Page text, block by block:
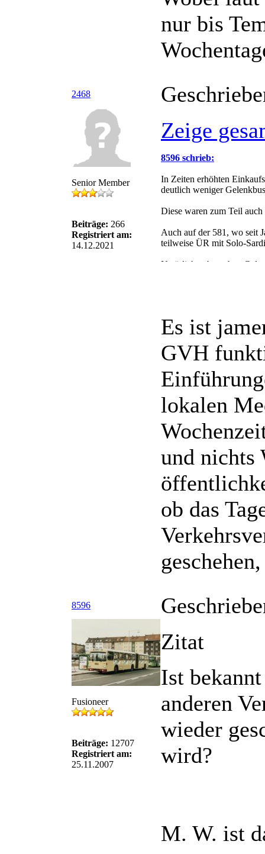
nur bis
2468
Senior Member
Beiträge: 266
Registriert am:
14.12.2021
Zeige
8596 schrieb:
In Zeiten erhöhten
deutlich weniger
Diese waren zum Teil
Auch auf der 581, wo seit
teilweise ÜR mit Solo-
Natürlich gebrauchen
Und Wunstorf hat Sa/So
Es ist
GVH
lokalen
und nichts
ob das
8596
Fusioneer
Beiträge: 12707
Registriert am:
25.11.2007
Zitat
Ist
anderen
wieder
wird?
M. W. ist